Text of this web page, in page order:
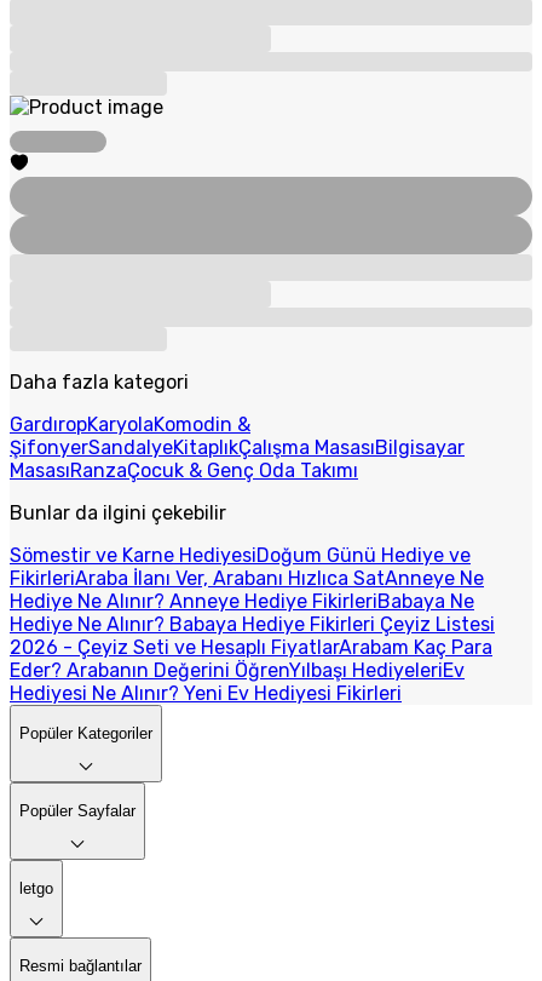
Daha fazla kategori
GardıropKaryolaKomodin &
ŞifonyerSandalyeKitaplıkÇalışma MasasıBilgisayar
MasasıRanzaÇocuk & Genç Oda Takımı
Bunlar da ilgini çekebilir
Sömestir ve Karne HediyesiDoğum Günü Hediye ve
FikirleriAraba İlanı Ver, Arabanı Hızlıca SatAnneye Ne
Hediye Ne Alınır? Anneye Hediye FikirleriBabaya Ne
Hediye Ne Alınır? Babaya Hediye Fikirleri Çeyiz Listesi
2026 - Çeyiz Seti ve Hesaplı FiyatlarArabam Kaç Para
Eder? Arabanın Değerini ÖğrenYılbaşı HediyeleriEv
Hediyesi Ne Alınır? Yeni Ev Hediyesi Fikirleri
Popüler Kategoriler
Popüler Sayfalar
letgo
Resmi bağlantılar